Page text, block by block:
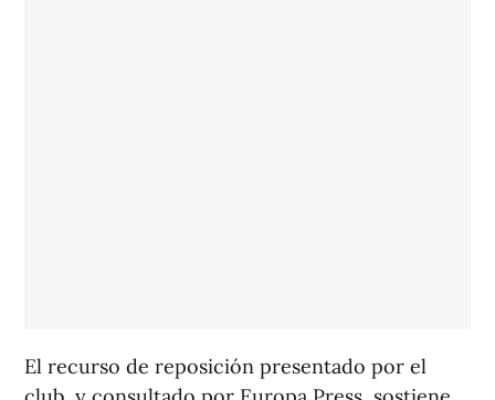
El recurso de reposición presentado por el